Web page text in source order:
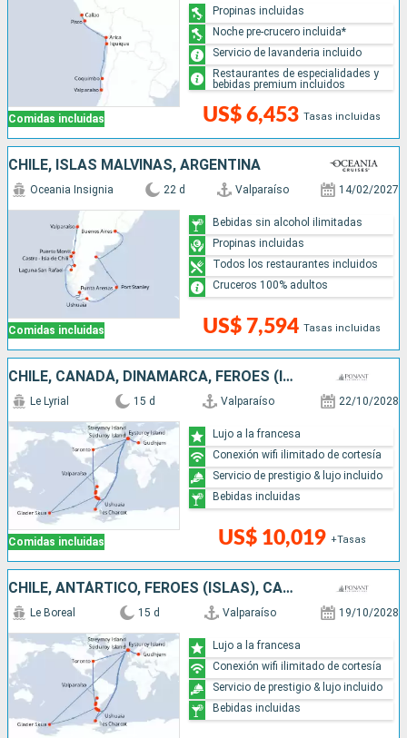
Comidas incluidas US$ 6,453 Tasas incluidas
Propinas incluidas
Noche pre-crucero incluida*
Servicio de lavanderia incluido
Restaurantes de especialidades y
bebidas premium incluidos
CHILE, ISLAS MALVINAS, ARGENTINA
Comidas incluidas
Oceania Insignia 22 d Valparaíso 14/02/2027
US$ 7,594 Tasas incluidas
Bebidas sin alcohol ilimitadas
Propinas incluidas
Todos los restaurantes incluidos
Cruceros 100% adultos
CHILE, CANADÁ, DINAMARCA, FÉROES (ISLAS), ANTÁRTICO, ARGENTINA
Comidas incluidas
Le Lyrial 15 d Valparaíso 22/10/2028
US$ 10,019 +Tasas
Lujo a la francesa
Conexión wifi ilimitado de cortesía
Servicio de prestigio & lujo incluido
Bebidas incluidas
CHILE, ANTÁRTICO, FÉROES (ISLAS), CANADÁ, ARGENTINA, DINAMARCA
Le Boreal 15 d Valparaíso 19/10/2028
Lujo a la francesa
Conexión wifi ilimitado de cortesía
Servicio de prestigio & lujo incluido
Bebidas incluidas